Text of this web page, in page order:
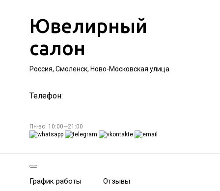
Ювелирный
салон
Россия, Смоленск, Ново-Московская улица
Телефон:
Пн-вс: 10:00—21:00
График работы Отзывы